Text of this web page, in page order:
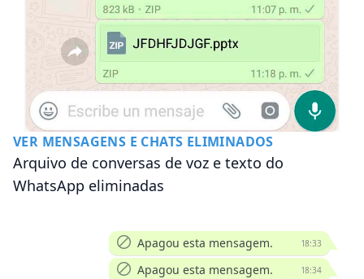
VER MENSAGENS E CHATS ELIMINADOS
Arquivo de conversas de voz e texto do
WhatsApp eliminadas
18:33
Apagou esta mensagem.
18:34
Apagou esta mensagem.